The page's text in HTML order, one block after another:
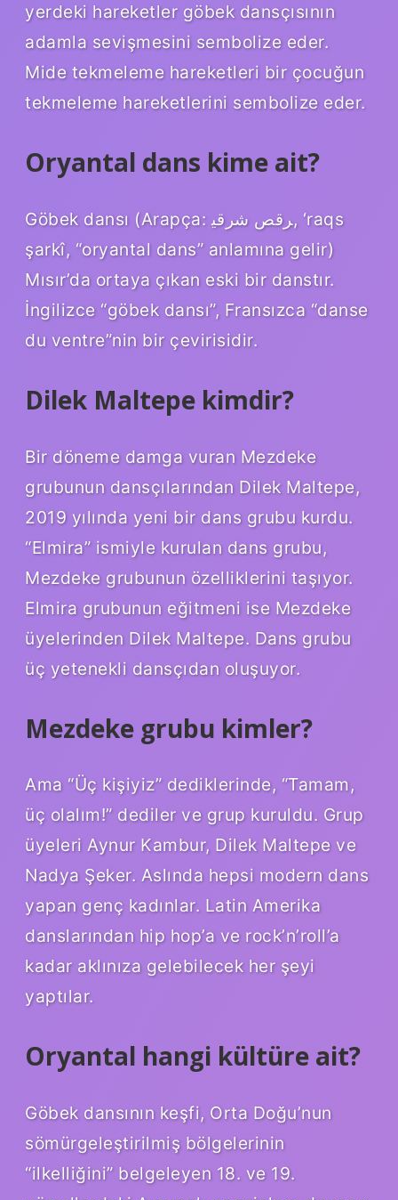
yerdeki hareketler göbek dansçısının
adamla sevişmesini sembolize eder.
Mide tekmeleme hareketleri bir çocuğun
tekmeleme hareketlerini sembolize eder.
Oryantal dans kime ait?
Göbek dansı (Arapça: قص شرقي‎ر, ‘raqs
şarkî, “oryantal dans” anlamına gelir)
Mısır’da ortaya çıkan eski bir danstır.
İngilizce “göbek dansı”, Fransızca “danse
du ventre”nin bir çevirisidir.
Dilek Maltepe kimdir?
Bir döneme damga vuran Mezdeke
grubunun dansçılarından Dilek Maltepe,
2019 yılında yeni bir dans grubu kurdu.
“Elmira” ismiyle kurulan dans grubu,
Mezdeke grubunun özelliklerini taşıyor.
Elmira grubunun eğitmeni ise Mezdeke
üyelerinden Dilek Maltepe. Dans grubu
üç yetenekli dansçıdan oluşuyor.
Mezdeke grubu kimler?
Ama “Üç kişiyiz” dediklerinde, “Tamam,
üç olalım!” dediler ve grup kuruldu. Grup
üyeleri Aynur Kambur, Dilek Maltepe ve
Nadya Şeker. Aslında hepsi modern dans
yapan genç kadınlar. Latin Amerika
danslarından hip hop’a ve rock’n’roll’a
kadar aklınıza gelebilecek her şeyi
yaptılar.
Oryantal hangi kültüre ait?
Göbek dansının keşfi, Orta Doğu’nun
sömürgeleştirilmiş bölgelerinin
“ilkelliğini” belgeleyen 18. ve 19.